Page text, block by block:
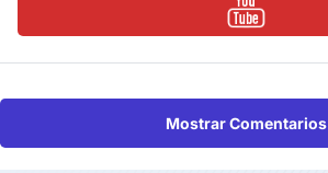
Mostrar Comentarios